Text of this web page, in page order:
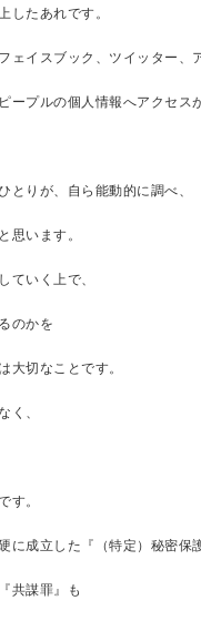
したあれです。
ェイスブック、ツイッター、
ープルの個人情報へアクセス
とりが、自ら能動的に調べ、
思います。
ていく上で、
のかを
大切なことです。
く、
す。
に成立した『（特定）秘密保
共謀罪』も